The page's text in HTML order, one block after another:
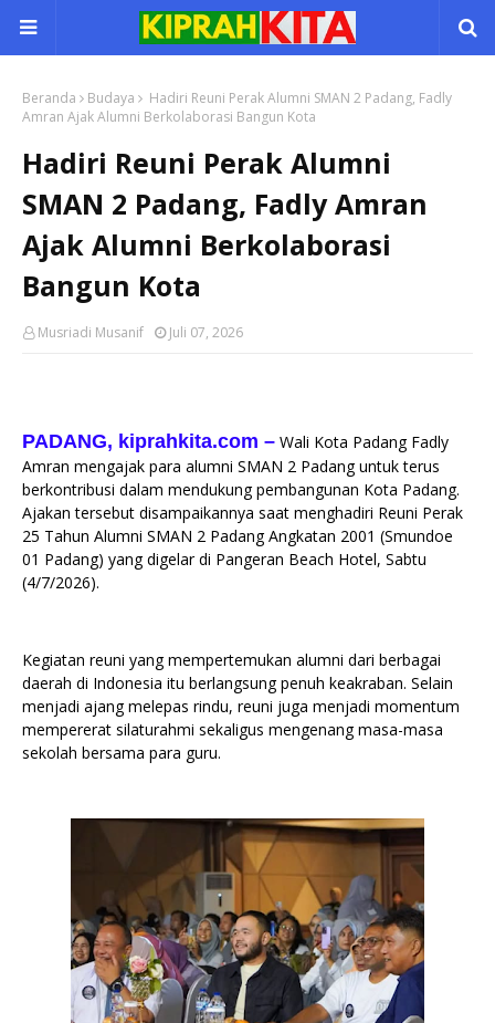
Beranda Budaya
Hadiri Reuni Perak Alumni SMAN 2 Padang, Fadly
Amran Ajak Alumni Berkolaborasi Bangun Kota
Hadiri Reuni Perak Alumni
SMAN 2 Padang, Fadly Amran
Ajak Alumni Berkolaborasi
Bangun Kota
Musriadi Musanif Juli 07, 2026
PADANG, kiprahkita.com – Wali Kota Padang Fadly
Amran mengajak para alumni SMAN 2 Padang untuk terus
berkontribusi dalam mendukung pembangunan Kota Padang.
Ajakan tersebut disampaikannya saat menghadiri Reuni Perak
25 Tahun Alumni SMAN 2 Padang Angkatan 2001 (Smundoe
01 Padang) yang digelar di Pangeran Beach Hotel, Sabtu
(4/7/2026).
Kegiatan reuni yang mempertemukan alumni dari berbagai
daerah di Indonesia itu berlangsung penuh keakraban. Selain
menjadi ajang melepas rindu, reuni juga menjadi momentum
mempererat silaturahmi sekaligus mengenang masa-masa
sekolah bersama para guru.